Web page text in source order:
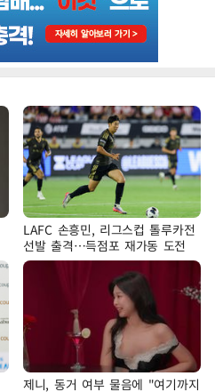
LAFC 손흥민, 리그스컵 톨루카전
선발 출격…득점포 재가동 도전
제니, 동거 여부 물음에 "여기까지